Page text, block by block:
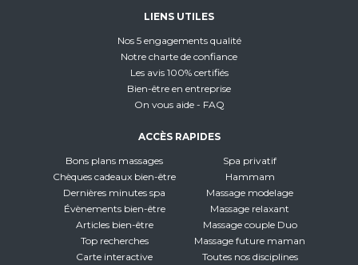
LIENS UTILES
Nos 5 engagements qualité
Notre charte de confiance
Les avis 100% certifiés
Bien-être en entreprise
On vous aide - FAQ
ACCÈS RAPIDES
Bons plans massages
Chèques cadeaux bien-être
Dernières minutes spa
Évènements bien-être
Articles bien-être
Top recherches
Carte interactive
Spa privatif
Hammam
Massage modelage
Massage relaxant
Massage couple Duo
Massage future maman
Toutes nos disciplines